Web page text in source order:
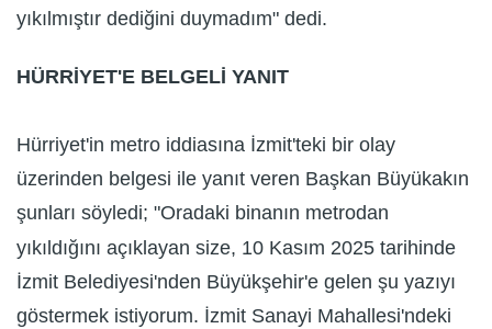
yıkılmıştır dediğini duymadım" dedi.
HÜRRİYET'E BELGELİ YANIT
Hürriyet'in metro iddiasına İzmit'teki bir olay
üzerinden belgesi ile yanıt veren Başkan Büyükakın
şunları söyledi; "Oradaki binanın metrodan
yıkıldığını açıklayan size, 10 Kasım 2025 tarihinde
İzmit Belediyesi'nden Büyükşehir'e gelen şu yazıyı
göstermek istiyorum. İzmit Sanayi Mahallesi'ndeki